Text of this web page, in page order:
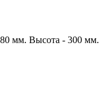
мм. Высота - 300 мм.